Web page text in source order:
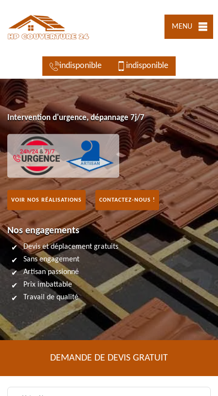
MENU
indisponible indisponible
Intervention d'urgence, dépannage 7j/7
VOIR NOS RÉALISATIONS CONTACTEZ-NOUS !
Nos engagements
Devis et déplacement gratuits
Sans engagement
Artisan passionné
Prix imbattable
Travail de qualité
DEMANDE DE DEVIS GRATUIT